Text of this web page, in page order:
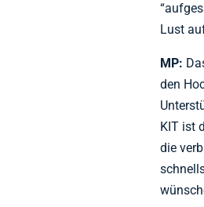
Lust
MP:
den
KIT ist
die